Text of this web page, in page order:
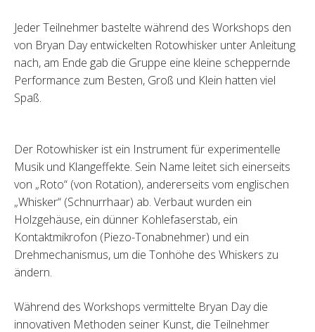
Jeder Teilnehmer bastelte während des Workshops den
von Bryan Day entwickelten Rotowhisker unter Anleitung
nach, am Ende gab die Gruppe eine kleine scheppernde
Performance zum Besten, Groß und Klein hatten viel
Spaß.
Der Rotowhisker ist ein Instrument für experimentelle
Musik und Klangeffekte. Sein Name leitet sich einerseits
von „Roto“ (von Rotation), andererseits vom englischen
„Whisker“ (Schnurrhaar) ab. Verbaut wurden ein
Holzgehäuse, ein dünner Kohlefaserstab, ein
Kontaktmikrofon (Piezo-Tonabnehmer) und ein
Drehmechanismus, um die Tonhöhe des Whiskers zu
ändern.
Während des Workshops vermittelte Bryan Day die
innovativen Methoden seiner Kunst, die Teilnehmer